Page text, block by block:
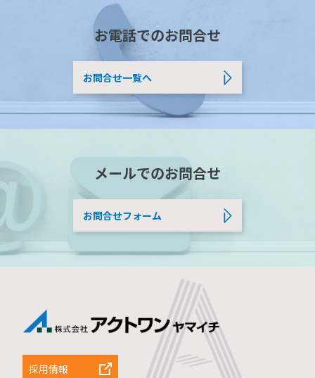
お電話でのお問合せ
お問合せ一覧へ
メールでのお問合せ
お問合せフォーム
採用情報